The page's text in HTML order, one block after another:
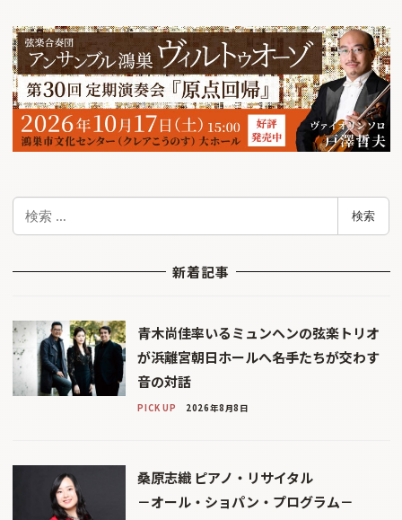
検
検索
新着記事
青木尚佳率いるミュンヘンの弦楽トリオ
が浜離宮朝日ホールへ――名手たちが交わす
音の対話
PICK UP 2026年8月8日
桑原志織 ピアノ・リサイタル
－オール・ショパン・プログラム－